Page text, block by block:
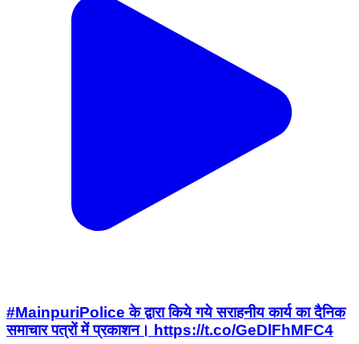
#MainpuriPolice के द्वारा किये गये सराहनीय कार्य का दैनिक
समाचार पत्रों में प्रकाशन। https://t.co/GeDlFhMFC4